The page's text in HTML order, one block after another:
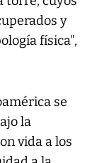
y
física",
se
la
vida a los